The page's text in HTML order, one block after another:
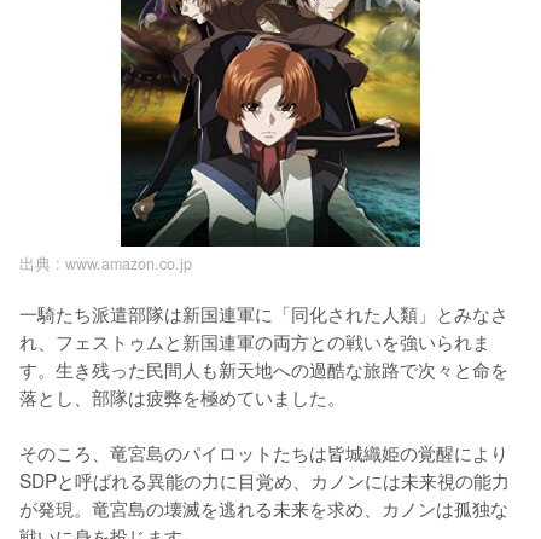
出典 : www.amazon.co.jp
一騎たち派遣部隊は新国連軍に「同化された人類」とみなさ
れ、フェストゥムと新国連軍の両方との戦いを強いられま
す。生き残った民間人も新天地への過酷な旅路で次々と命を
落とし、部隊は疲弊を極めていました。
そのころ、竜宮島のパイロットたちは皆城織姫の覚醒により
SDPと呼ばれる異能の力に目覚め、カノンには未来視の能力
が発現。竜宮島の壊滅を逃れる未来を求め、カノンは孤独な